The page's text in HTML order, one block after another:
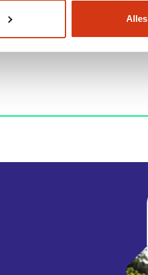
een geweldige groei in het
We hebben volledig